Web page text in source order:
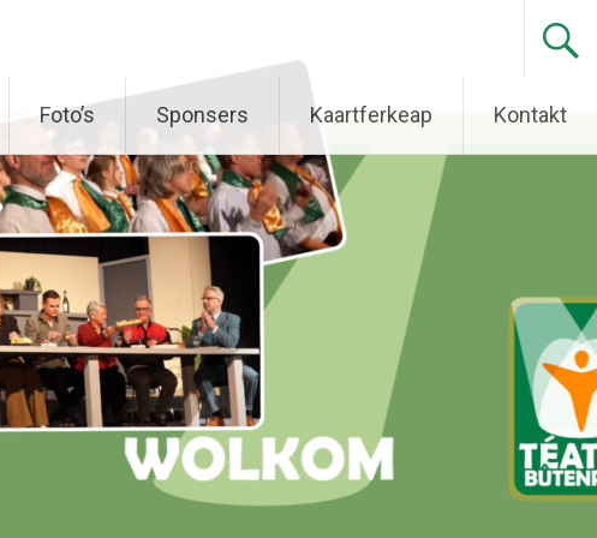
Foto’s Sponsers Kaartferkeap Kontakt